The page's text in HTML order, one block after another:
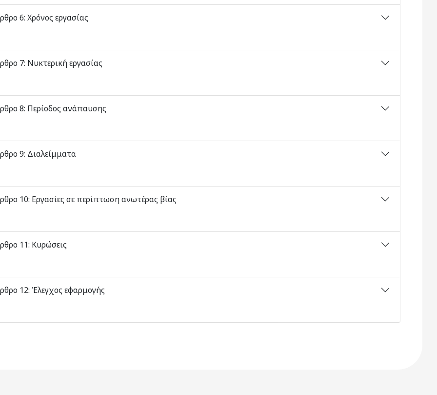
6: Χρόνος εργασίας
7: Νυκτερική εργασίας
8: Περίοδος ανάπαυσης
9: Διαλείμματα
10: Εργασίες σε περίπτωση ανωτέρας βίας
11: Κυρώσεις
12: Έλεγχος εφαρμογής